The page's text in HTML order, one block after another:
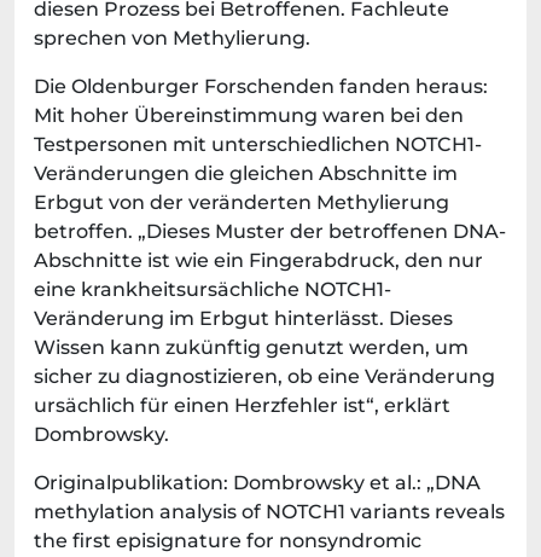
diesen Prozess bei Betroffenen. Fachleute
sprechen von Methylierung.
Die Oldenburger Forschenden fanden heraus:
Mit hoher Übereinstimmung waren bei den
Testpersonen mit unterschiedlichen NOTCH1-
Veränderungen die gleichen Abschnitte im
Erbgut von der veränderten Methylierung
betroffen. „Dieses Muster der betroffenen DNA-
Abschnitte ist wie ein Fingerabdruck, den nur
eine krankheitsursächliche NOTCH1-
Veränderung im Erbgut hinterlässt. Dieses
Wissen kann zukünftig genutzt werden, um
sicher zu diagnostizieren, ob eine Veränderung
ursächlich für einen Herzfehler ist“, erklärt
Dombrowsky.
Originalpublikation: Dombrowsky et al.: „DNA
methylation analysis of NOTCH1 variants reveals
the first episignature for nonsyndromic